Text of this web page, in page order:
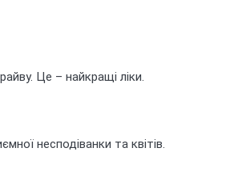
Це – найкращі ліки.
несподіванки та квітів.